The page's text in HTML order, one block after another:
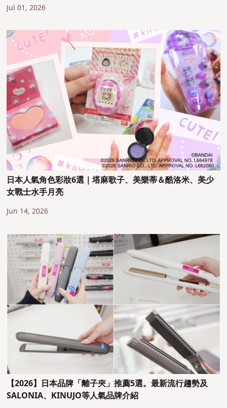
Jul 01, 2026
日本人氣角色彩妝6選｜塔麻歌子、美樂蒂＆酷洛米、美少
女戰士水手月亮
Jun 14, 2026
【2026】日本品牌「離子夾」推薦5選。最新流行趨勢及
SALONIA、KINUJO等人氣品牌介紹